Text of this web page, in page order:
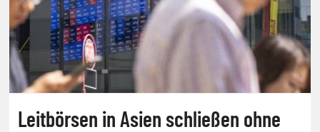
Leitbörsen in Asien schließen ohne